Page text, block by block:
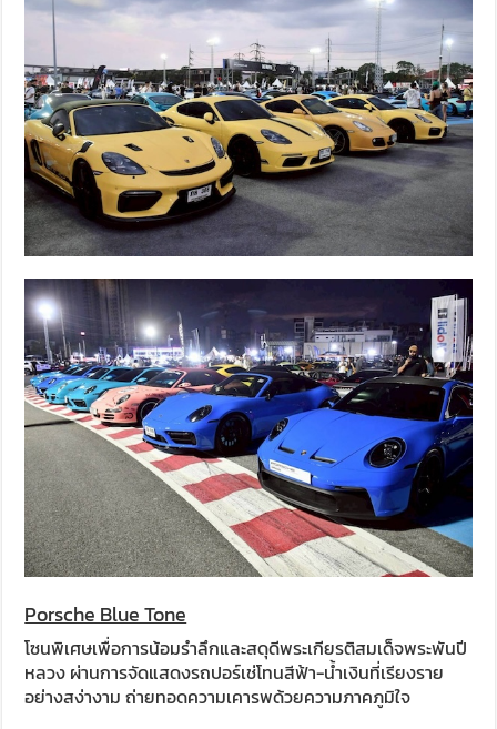
Porsche Blue Tone
โซนพิเศษเพื่อการน้อมรำลึกและสดุดีพระเกียรติสมเด็จพระพันปี
หลวง ผ่านการจัดแสดงรถปอร์เช่โทนสีฟ้า-น้ำเงินที่เรียงราย
อย่างสง่างาม ถ่ายทอดความเคารพด้วยความภาคภูมิใจ